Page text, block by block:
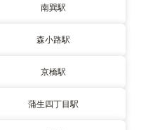
南巽駅
森小路駅
京橋駅
蒲生四丁目駅